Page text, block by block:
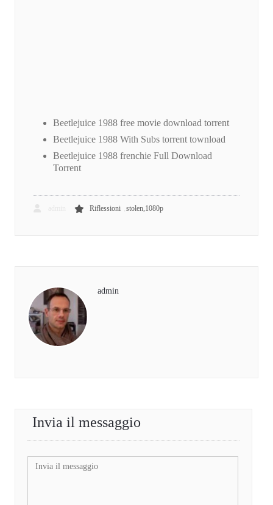
Beetlejuice 1988 free movie download torrent
Beetlejuice 1988 With Subs torrent townload
Beetlejuice 1988 frenchie Full Download
Torrent
Riflessioni stolen,1080p
admin
Invia il messaggio